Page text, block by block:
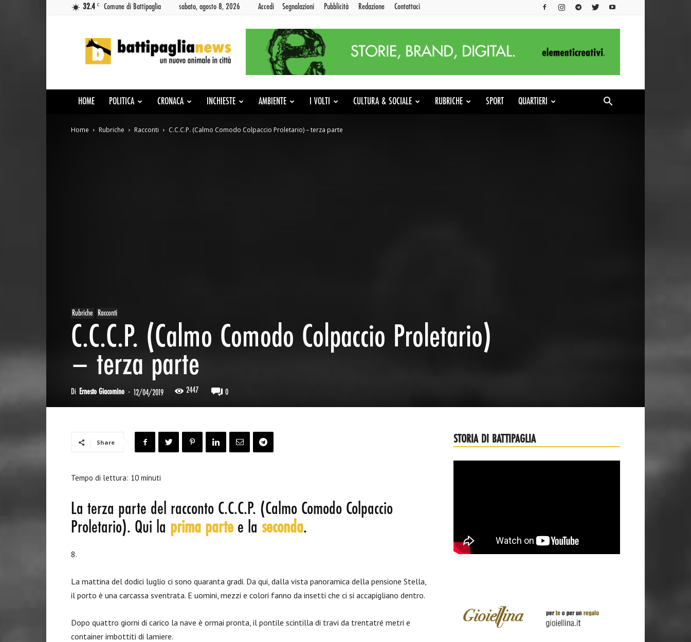
32.4 C Comune di Battipaglia sabato, agosto 8, 2026 Accedi Segnalazioni Pubblicità Redazione Contattaci
News
HOME POLITICA CRONACA INCHIESTE AMBIENTE I VOLTI CULTURA & SOCIALE RUBRICHE SPORT QUARTIERI
Home Rubriche Racconti C.C.C.P. (Calmo Comodo Colpaccio Proletario) – terza parte
Rubriche Racconti
C.C.C.P. (Calmo Comodo Colpaccio Proletario)
– terza parte
Di Ernesto Giacomino - 12/04/2019 2447 0
Share
Tempo di lettura: 10 minuti
La terza parte del racconto C.C.C.P. (Calmo Comodo Colpaccio
Proletario). Qui la prima parte e la seconda.
8.
La mattina del dodici luglio ci sono quaranta gradi. Da qui, dalla vista panoramica della pensione Stella,
il porto è una carcassa sventrata. E uomini, mezzi e colori fanno da insetti che ci si accapigliano dentro.
Dopo quattro giorni di carico la nave è ormai pronta, il pontile scintilla di travi da trentatré metri e
container imbottiti di lamiere.
STORIA DI BATTIPAGLIA